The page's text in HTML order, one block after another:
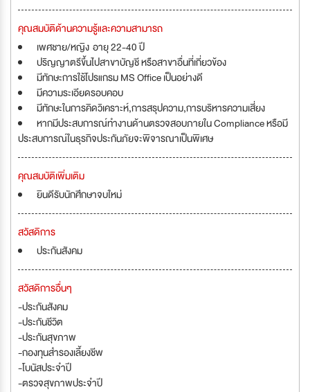
คุณสมบัติด้านความรู้และความสามารถ
เพศชาย/หญิง อายุ 22-40 ปี
ปริญญาตรีขึ้นไปสาขาบัญชี หรือสาขาอื่นที่เกี่ยวข้อง
มีทักษะการใช้โปรแกรม MS Office เป็นอย่างดี
มีความระเอียดรอบคอบ
มีทักษะในการคิดวิเคราะห์,การสรุปความ,การบริหารความเสี่ยง
หากมีประสบการณ์ทำงานด้านตรวจสอบภายใน Compliance หรือมี
ประสบการณ์ในธุรกิจประกันภัยจะพิจารณาเป็นพิเศษ
คุณสมบัติเพิ่มเติม
ยินดีรับนักศึกษาจบใหม่
สวัสดิการ
ประกันสังคม
สวัสดิการอื่นๆ
-ประกันสังคม
-ประกันชีวิต
-ประกันสุขภาพ
-กองทุนสำรองเลี้ยงชีพ
-โบนัสประจำปี
-ตรวจสุขภาพประจำปี